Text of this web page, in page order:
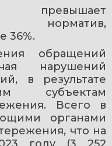
превышает
норматив,
36%.
обращений
нарушений
в результате
субъектам
Всего в
органами
что на